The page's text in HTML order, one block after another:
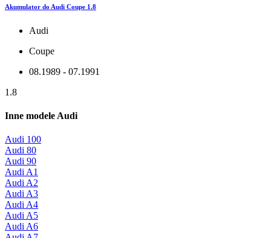
Akumulator do Audi Coupe 1.8
Audi
Coupe
08.1989 - 07.1991
1.8
Inne modele Audi
Audi 100
Audi 80
Audi 90
Audi A1
Audi A2
Audi A3
Audi A4
Audi A5
Audi A6